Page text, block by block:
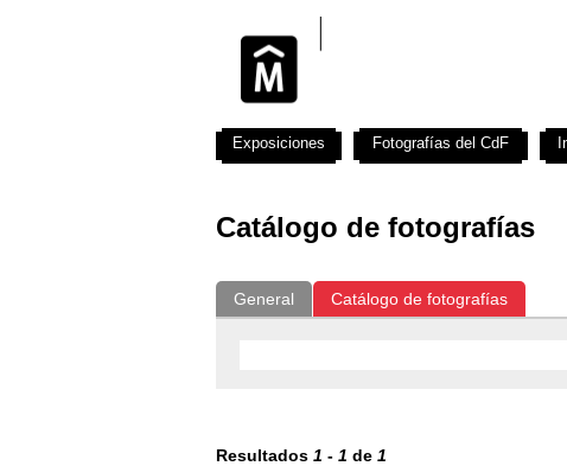
Catálogo de fotografías
General Catálogo de fotografías
Resultados 1 - 1 de 1
Exposiciones Fotografías del CdF